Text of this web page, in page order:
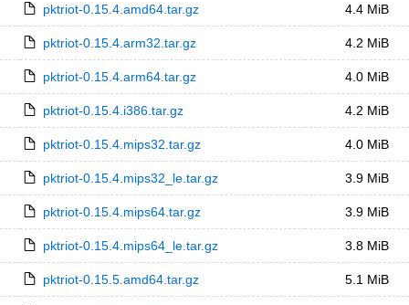
pktriot-0.15.4.amd64.tar.gz 4.4 MiB
pktriot-0.15.4.arm32.tar.gz 4.2 MiB
pktriot-0.15.4.arm64.tar.gz 4.0 MiB
pktriot-0.15.4.i386.tar.gz 4.2 MiB
pktriot-0.15.4.mips32.tar.gz 4.0 MiB
pktriot-0.15.4.mips32_le.tar.gz 3.9 MiB
pktriot-0.15.4.mips64.tar.gz 3.9 MiB
pktriot-0.15.4.mips64_le.tar.gz 3.8 MiB
pktriot-0.15.5.amd64.tar.gz 5.1 MiB